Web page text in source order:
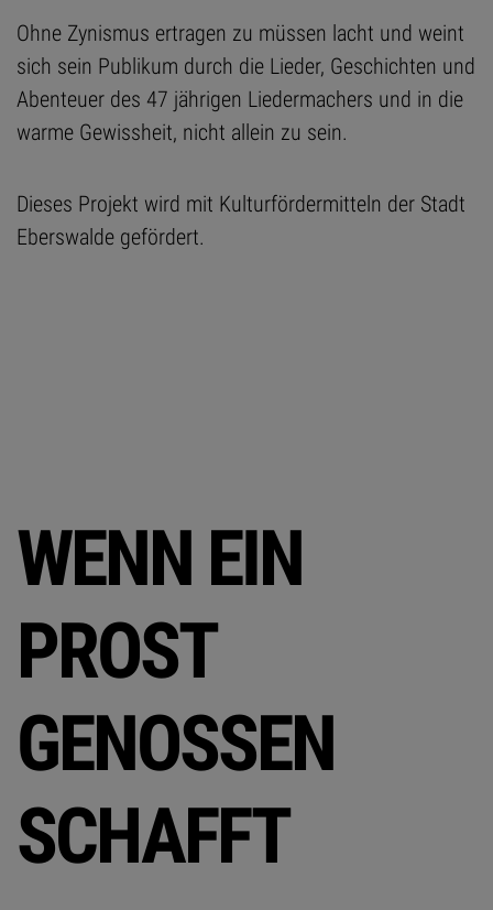
Ohne Zynismus ertragen zu müssen lacht und weint
sich sein Publikum durch die Lieder, Geschichten und
Abenteuer des 47 jährigen Liedermachers und in die
warme Gewissheit, nicht allein zu sein.
Dieses Projekt wird mit Kulturfördermitteln der Stadt
Eberswalde gefördert.
WENN EIN
PROST
GENOSSEN
SCHAFFT